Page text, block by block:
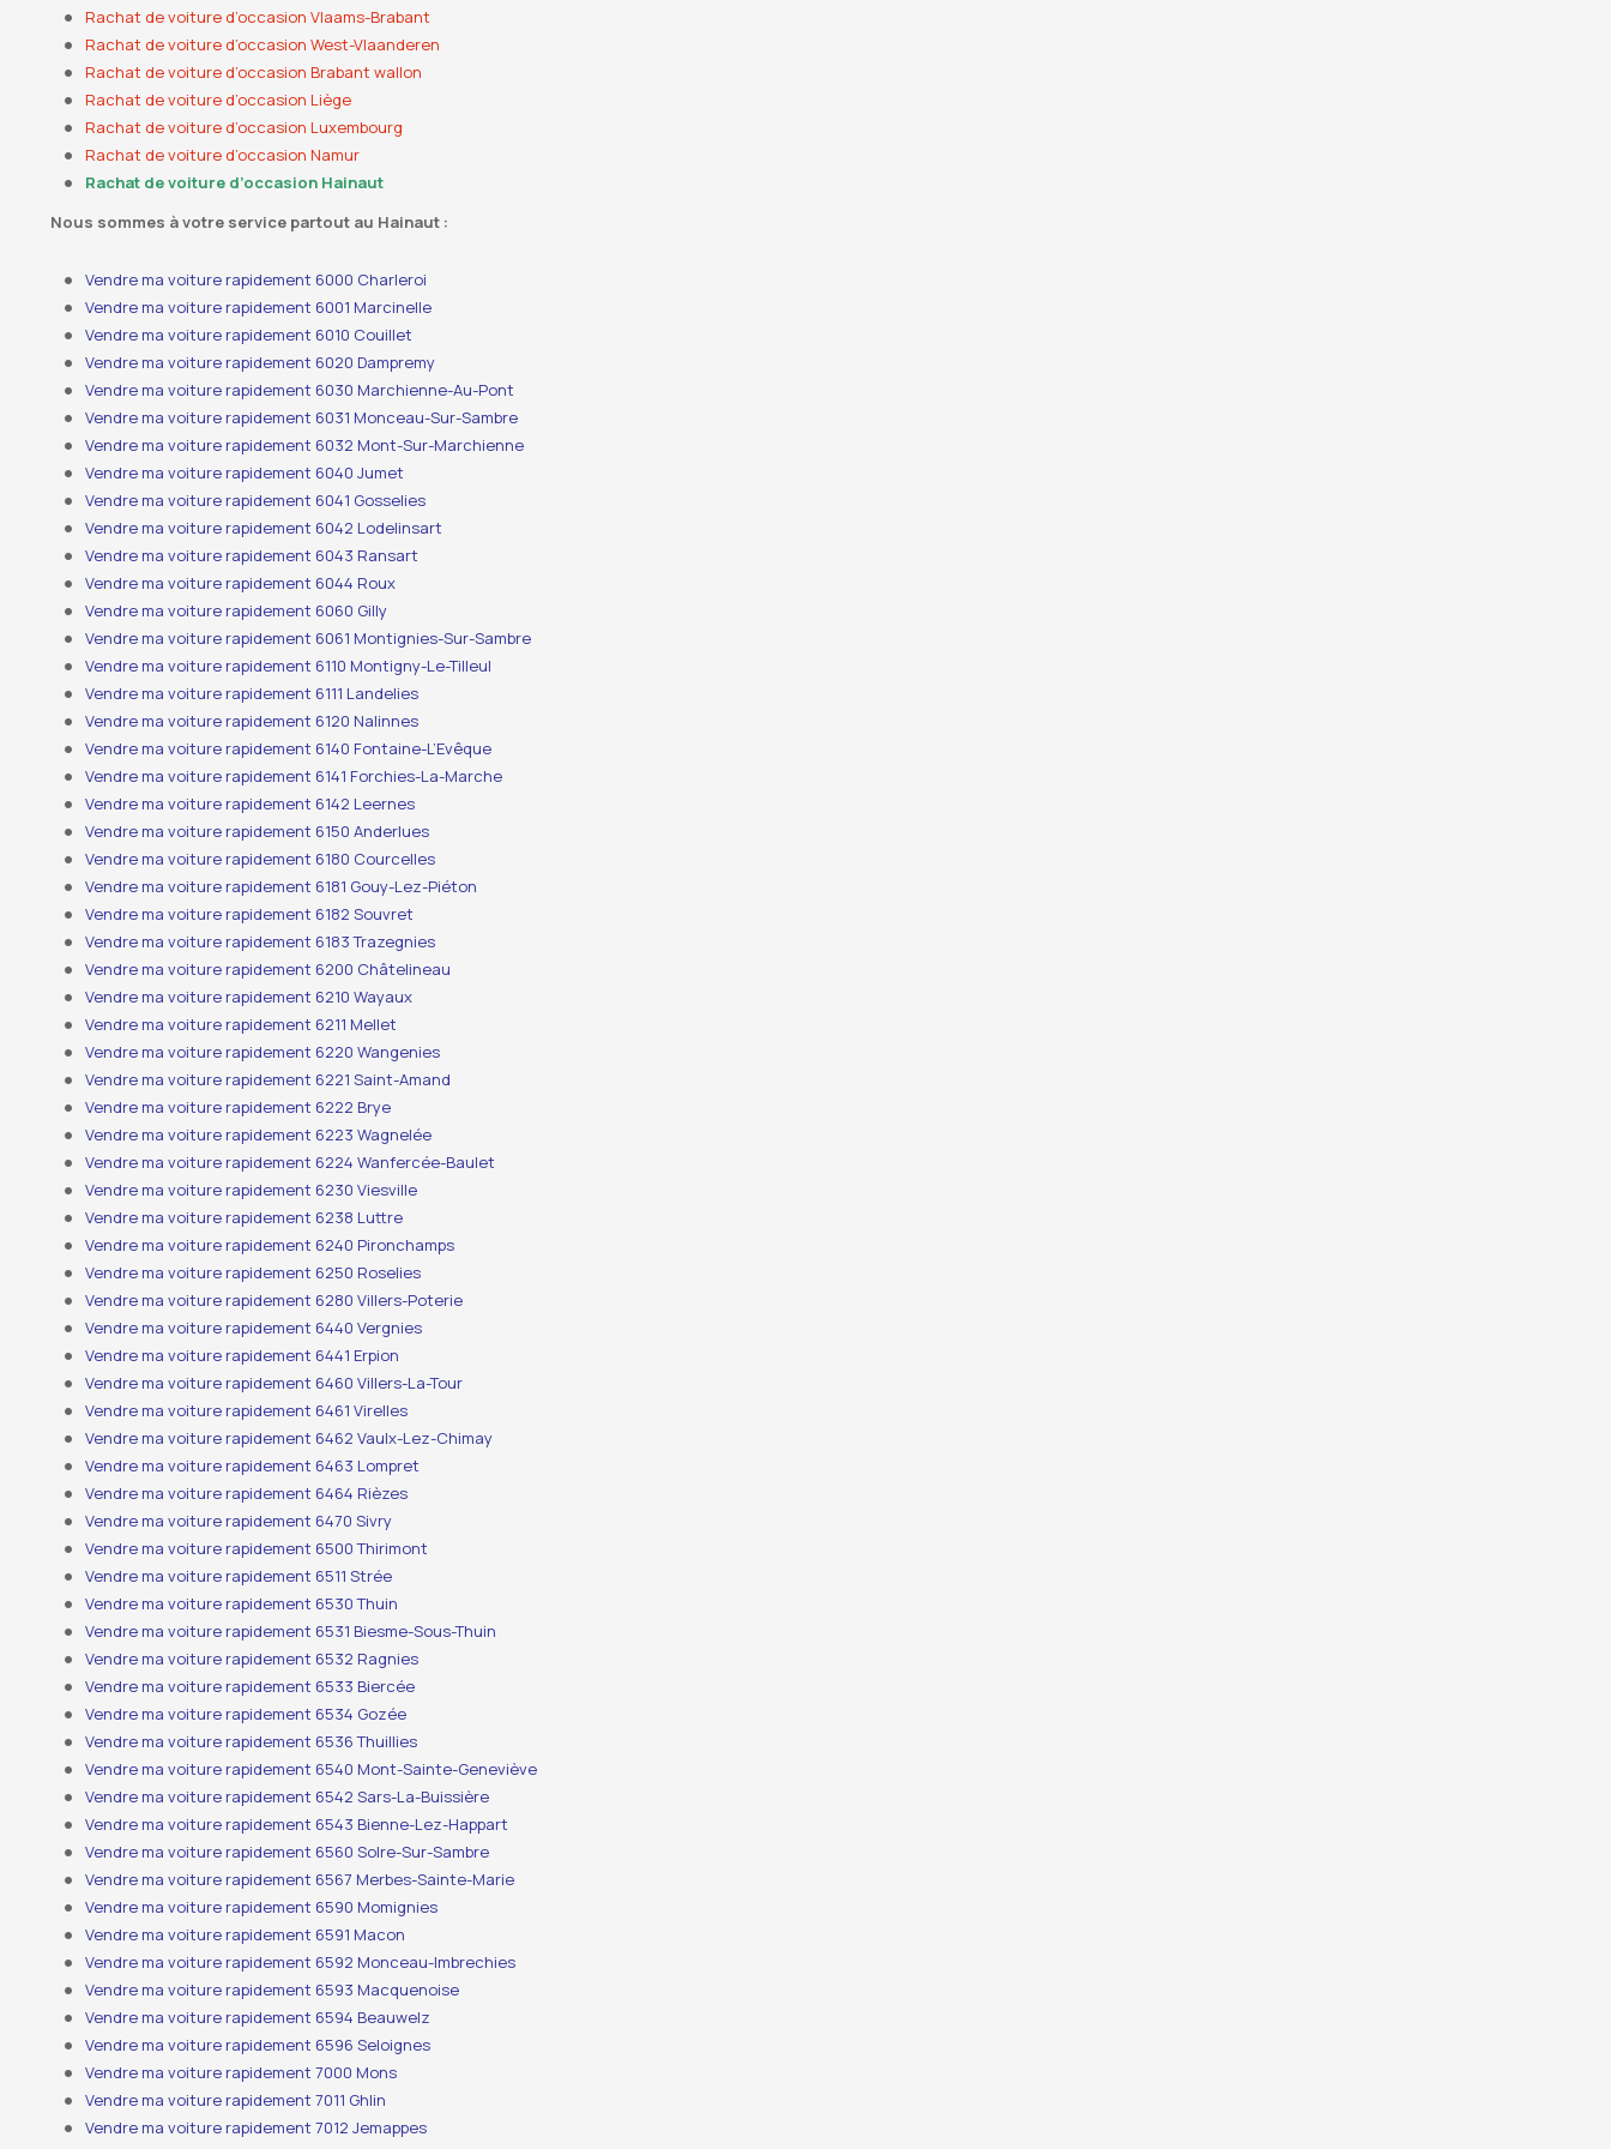
Rachat de voiture d’occasion Vlaams-Brabant
Rachat de voiture d’occasion West-Vlaanderen
Rachat de voiture d’occasion Brabant wallon
Rachat de voiture d’occasion Liège
Rachat de voiture d’occasion Luxembourg
Rachat de voiture d’occasion Namur
Rachat de voiture d’occasion Hainaut
Nous sommes à votre service partout au Hainaut :
Vendre ma voiture rapidement 6000 Charleroi
Vendre ma voiture rapidement 6001 Marcinelle
Vendre ma voiture rapidement 6010 Couillet
Vendre ma voiture rapidement 6020 Dampremy
Vendre ma voiture rapidement 6030 Marchienne-Au-Pont
Vendre ma voiture rapidement 6031 Monceau-Sur-Sambre
Vendre ma voiture rapidement 6032 Mont-Sur-Marchienne
Vendre ma voiture rapidement 6040 Jumet
Vendre ma voiture rapidement 6041 Gosselies
Vendre ma voiture rapidement 6042 Lodelinsart
Vendre ma voiture rapidement 6043 Ransart
Vendre ma voiture rapidement 6044 Roux
Vendre ma voiture rapidement 6060 Gilly
Vendre ma voiture rapidement 6061 Montignies-Sur-Sambre
Vendre ma voiture rapidement 6110 Montigny-Le-Tilleul
Vendre ma voiture rapidement 6111 Landelies
Vendre ma voiture rapidement 6120 Nalinnes
Vendre ma voiture rapidement 6140 Fontaine-L’Evêque
Vendre ma voiture rapidement 6141 Forchies-La-Marche
Vendre ma voiture rapidement 6142 Leernes
Vendre ma voiture rapidement 6150 Anderlues
Vendre ma voiture rapidement 6180 Courcelles
Vendre ma voiture rapidement 6181 Gouy-Lez-Piéton
Vendre ma voiture rapidement 6182 Souvret
Vendre ma voiture rapidement 6183 Trazegnies
Vendre ma voiture rapidement 6200 Châtelineau
Vendre ma voiture rapidement 6210 Wayaux
Vendre ma voiture rapidement 6211 Mellet
Vendre ma voiture rapidement 6220 Wangenies
Vendre ma voiture rapidement 6221 Saint-Amand
Vendre ma voiture rapidement 6222 Brye
Vendre ma voiture rapidement 6223 Wagnelée
Vendre ma voiture rapidement 6224 Wanfercée-Baulet
Vendre ma voiture rapidement 6230 Viesville
Vendre ma voiture rapidement 6238 Luttre
Vendre ma voiture rapidement 6240 Pironchamps
Vendre ma voiture rapidement 6250 Roselies
Vendre ma voiture rapidement 6280 Villers-Poterie
Vendre ma voiture rapidement 6440 Vergnies
Vendre ma voiture rapidement 6441 Erpion
Vendre ma voiture rapidement 6460 Villers-La-Tour
Vendre ma voiture rapidement 6461 Virelles
Vendre ma voiture rapidement 6462 Vaulx-Lez-Chimay
Vendre ma voiture rapidement 6463 Lompret
Vendre ma voiture rapidement 6464 Rièzes
Vendre ma voiture rapidement 6470 Sivry
Vendre ma voiture rapidement 6500 Thirimont
Vendre ma voiture rapidement 6511 Strée
Vendre ma voiture rapidement 6530 Thuin
Vendre ma voiture rapidement 6531 Biesme-Sous-Thuin
Vendre ma voiture rapidement 6532 Ragnies
Vendre ma voiture rapidement 6533 Biercée
Vendre ma voiture rapidement 6534 Gozée
Vendre ma voiture rapidement 6536 Thuillies
Vendre ma voiture rapidement 6540 Mont-Sainte-Geneviève
Vendre ma voiture rapidement 6542 Sars-La-Buissière
Vendre ma voiture rapidement 6543 Bienne-Lez-Happart
Vendre ma voiture rapidement 6560 Solre-Sur-Sambre
Vendre ma voiture rapidement 6567 Merbes-Sainte-Marie
Vendre ma voiture rapidement 6590 Momignies
Vendre ma voiture rapidement 6591 Macon
Vendre ma voiture rapidement 6592 Monceau-Imbrechies
Vendre ma voiture rapidement 6593 Macquenoise
Vendre ma voiture rapidement 6594 Beauwelz
Vendre ma voiture rapidement 6596 Seloignes
Vendre ma voiture rapidement 7000 Mons
Vendre ma voiture rapidement 7011 Ghlin
Vendre ma voiture rapidement 7012 Jemappes